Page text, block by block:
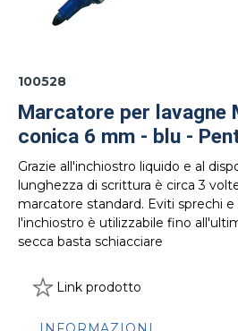
100528
Marcatore per lavagne
conica 6 mm - blu -
Grazie all'inchiostro liquido e al
lunghezza di scrittura è circa 3
marcatore standard. Eviti sprechi
l'inchiostro è utilizzabile fino
secca basta schiacciare
Link prodotto